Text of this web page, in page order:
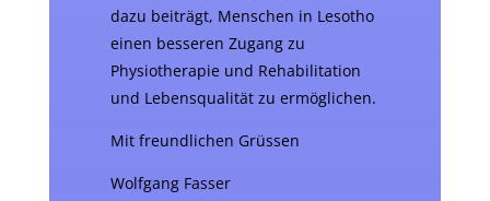
dazu beiträgt, Menschen in Lesotho
einen besseren Zugang zu
Physiotherapie und Rehabilitation
und Lebensqualität zu ermöglichen.
Mit freundlichen Grüssen
Wolfgang Fasser